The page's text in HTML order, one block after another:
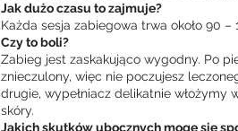
Jak dużo czasu to zajmuje?
Każda sesja zabiegowa trwa około 90 –
Czy to boli?
Zabieg jest zaskakująco wygodny. Po
znieczulony, więc nie poczujesz
drugie, wypełniacz delikatnie włożymy
skóry.
Jakich skutków ubocznych mogę się